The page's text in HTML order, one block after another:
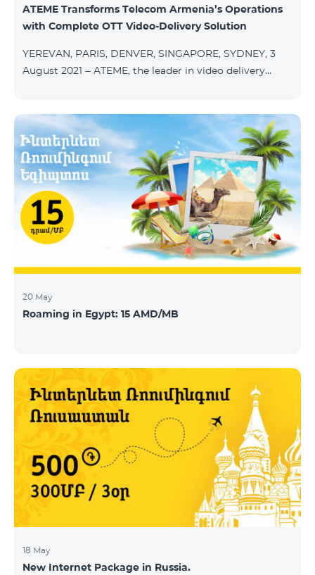
minutes walk Abovyan 21 Mon-Sun. 09:00-24:00) 700
m. 10 minutes walk You can find all of the sales and
ATEME Transforms Telecom Armenia’s Operations
with Complete OTT Video-Delivery Solution
YEREVAN, PARIS, DENVER, SINGAPORE, SYDNEY, 3
August 2021 – ATEME, the leader in video delivery
operator running under the Beeline brand, has
selected its integrated OTT video-delivery solution to
enable a re-launch of its TV offering to the Armenian
market. With a legacy system in place, Telecom
Armenia identified a need for a scalable and effective
video-delivery solution as part of a p
20 May
Roaming in Egypt: 15 AMD/MB
18 May
New Internet Package in Russia.